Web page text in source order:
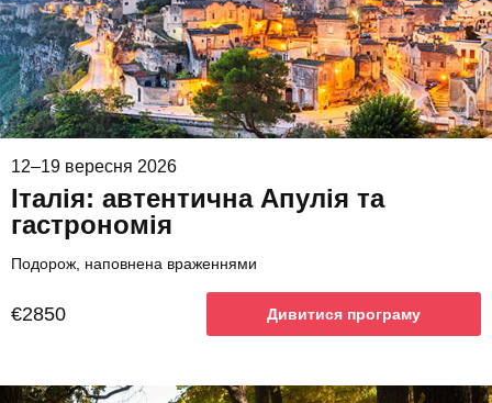
12–19 вересня 2026
Італія: автентична Апулія та
гастрономія
Подорож, наповнена враженнями
€2850 Дивитися програму